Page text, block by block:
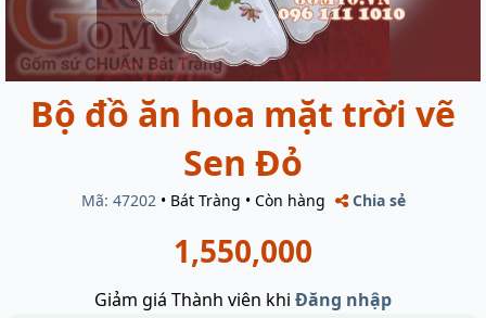
Bộ đồ ăn hoa mặt trời vẽ
Sen Đỏ
Mã: 47202 • Bát Tràng • Còn hàng Chia sẻ
1,550,000
Giảm giá Thành viên khi Đăng nhập